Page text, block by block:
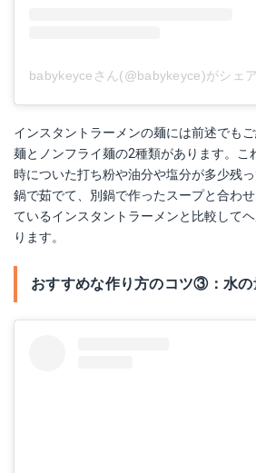
babykeyceさん(@babykeyce)がシェ
インスタントラーメンの麺には前述でも
麺とノンフライ麺の2種類があります。こ
時についた打ち粉や油分や塩分が多少残
鍋で茹でて、別鍋で作ったスープと合わ
ているインスタントラーメンと比較して
ります。
おすすめな作り方のコツ③：水の